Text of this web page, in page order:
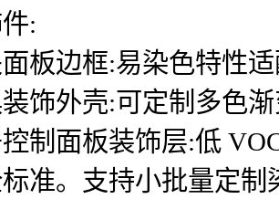
:
板边框:易染色特性
饰外壳:可定制多色
制面板装饰层:低
准。支持小批量定制